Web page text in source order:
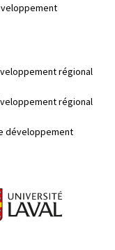
régional
régional
développement